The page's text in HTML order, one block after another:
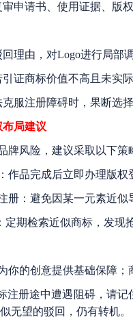
申请书、使用证据、版
理由，对Logo进行局部
证商标价值不高且未实
服注册障碍时，果断选
布局建议
牌风险，建议采取以下策
作品完成后立即办理版权
册：避免因某一元素近
定期检索近似商标，发现
你的创意提供基础保障
注册途中遭遇阻碍，请
无望的驳回，仍有转机。